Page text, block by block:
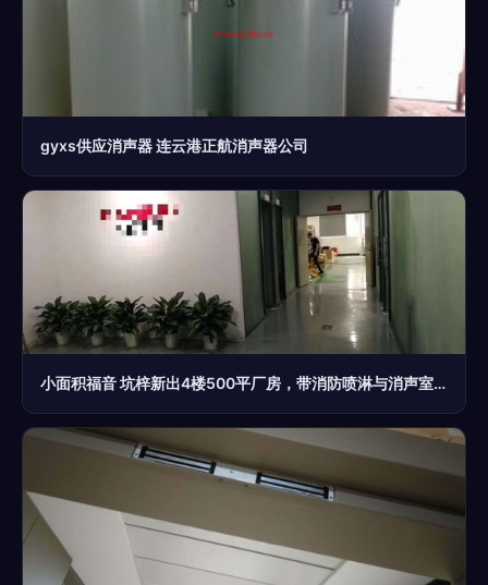
gyxs供应消声器 连云港正航消声器公司
小面积福音 坑梓新出4楼500平厂房，带消防喷淋与消声室，现成办公室即刻入驻